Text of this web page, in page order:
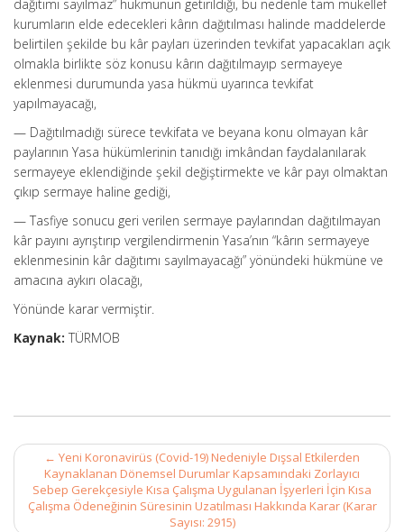
dağıtımı sayılmaz” hükmünün getirildiği, bu nedenle tam mükellef
kurumların elde edecekleri kârın dağıtılması halinde maddelerde
belirtilen şekilde bu kâr payları üzerinden tevkifat yapacakları açık
olmakla birlikte söz konusu kârın dağıtılmayıp sermayeye
eklenmesi durumunda yasa hükmü uyarınca tevkifat
yapılmayacağı,
— Dağıtılmadığı sürece tevkifata ve beyana konu olmayan kâr
paylarının Yasa hükümlerinin tanıdığı imkândan faydalanılarak
sermayeye eklendiğinde şekil değiştirmekte ve kâr payı olmaktan
çıkıp sermaye haline gediği,
— Tasfiye sonucu geri verilen sermaye paylarından dağıtılmayan
kâr payını ayrıştırıp vergilendirmenin Yasa’nın “kârın sermayeye
eklenmesinin kâr dağıtımı sayılmayacağı” yönündeki hükmüne ve
amacına aykırı olacağı,
Yönünde karar vermiştir.
Kaynak: TÜRMOB
Post
navigation
← Yeni Koronavirüs (Covid-19) Nedeniyle Dışsal Etkilerden
Kaynaklanan Dönemsel Durumlar Kapsamındaki Zorlayıcı
Sebep Gerekçesiyle Kısa Çalışma Uygulanan İşyerleri İçin Kısa
Çalışma Ödeneğinin Süresinin Uzatılması Hakkında Karar (Karar
Sayısı: 2915)